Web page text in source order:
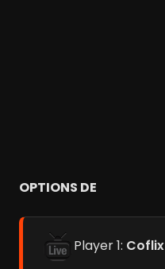
OPTIONS DE
Player 1: Coflix